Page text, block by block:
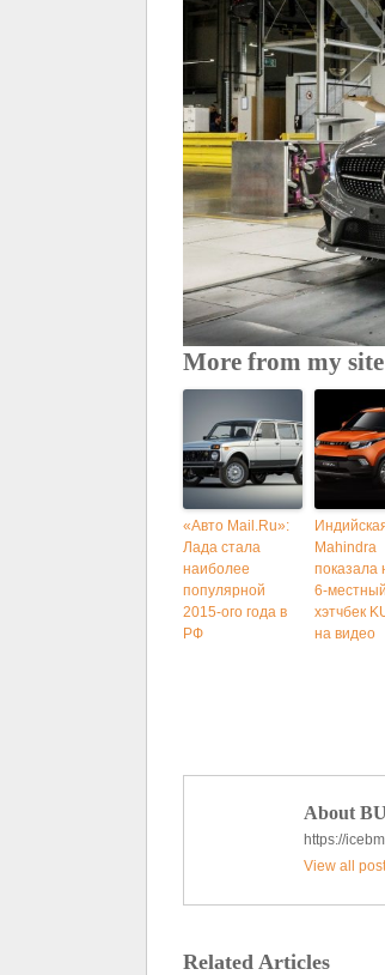
More from my site
«Авто Mail.Ru»:
Лада стала
наиболее
популярной
2015-ого года в
РФ
Mahindra
показала
6-местный
хэтчбек
на видео
About
https://
View all
Related Articles